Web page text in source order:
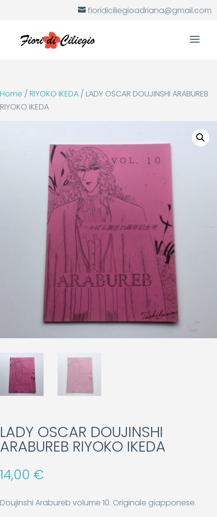
fioridiciliegioadriana@gmail.com
Home / RIYOKO IKEDA / LADY OSCAR DOUJINSHI ARABUREB
RIYOKO IKEDA
LADY OSCAR DOUJINSHI
ARABUREB RIYOKO IKEDA
14,00 €
Doujinshi Arabureb volume 10. Originale giapponese.